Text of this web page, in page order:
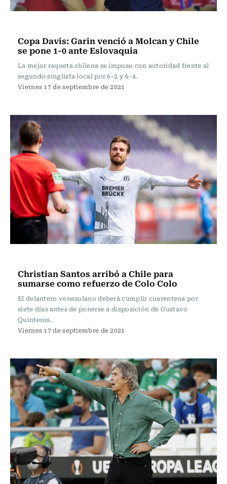
Copa Davis: Garin venció a Molcan y Chile
se pone 1-0 ante Eslovaquia
La mejor raqueta chilena se impuso con autoridad frente al
segundo singlista local por 6-2 y 6-4.
Viernes 17 de septiembre de 2021
Christian Santos arribó a Chile para
sumarse como refuerzo de Colo Colo
El delantero venezolano deberá cumplir cuarentena por
siete días antes de ponerse a disposición de Gustavo
Quinteros.
Viernes 17 de septiembre de 2021